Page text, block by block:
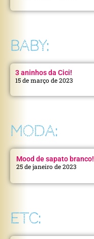
BABY:
3 aninhos da Cici!
15 de março de 2023
MODA:
Mood de sapato branco!
25 de janeiro de 2023
ETC: